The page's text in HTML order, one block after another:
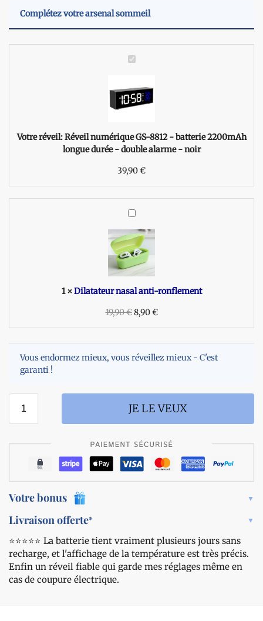
Complétez votre arsenal sommeil
R
e
i
n
u
é
q
u
e
G
S
-
8
2
-
b
a
e
r
2
2
0
0
o
n
g
Votre réveil:Réveil numérique GS-8812 - batterie 2200mAh
longue durée - double alarme - noir
39,90€
D
l
a
a
t
u
s
n
t
-
r
o
n
m
e
n
t
1×Dilatateur nasal anti-ronflement
19,90€8,90€
Vous endormez mieux, vous réveillez mieux - C'est
garanti !
JE LE VEUX
Votre bonus
Livraison offerte*
⭐️⭐️⭐️⭐️⭐️ La batterie tient vraiment plusieurs jours sans
recharge, et l'affichage de la température est très précis.
Enfin un réveil fiable qui garde mes réglages même en
cas de coupure électrique.